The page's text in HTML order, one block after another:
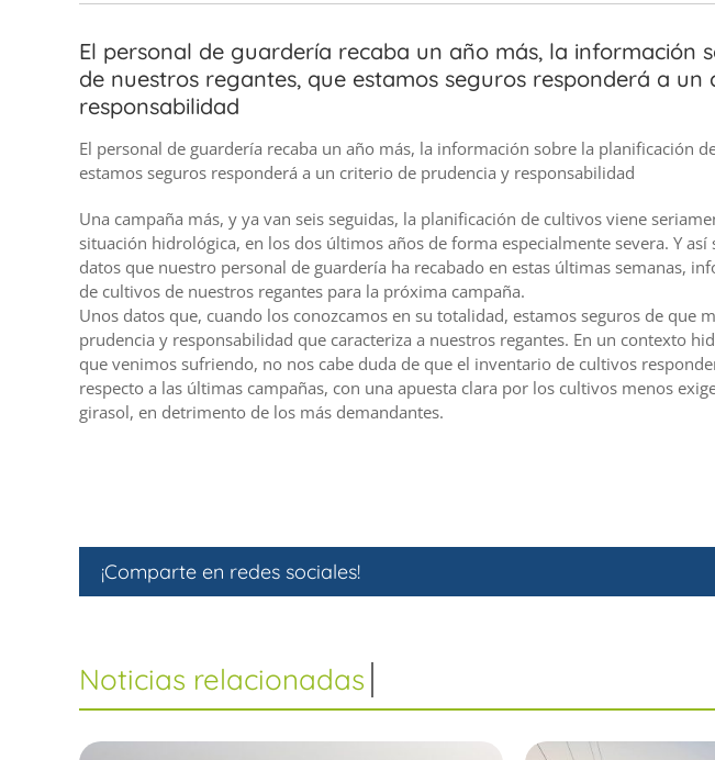
El personal de guardería recaba un año más, la información
de nuestros regantes, que estamos seguros responderá a un
responsabilidad
El personal de guardería recaba un año más, la información sobre la planificación
estamos seguros responderá a un criterio de prudencia y responsabilidad
Una campaña más, y ya van seis seguidas, la planificación de cultivos viene
situación hidrológica, en los dos últimos años de forma especialmente severa. Y
datos que nuestro personal de guardería ha recabado en estas últimas semanas,
de cultivos de nuestros regantes para la próxima campaña.
Unos datos que, cuando los conozcamos en su totalidad, estamos seguros de que
prudencia y responsabilidad que caracteriza a nuestros regantes. En un contexto
que venimos sufriendo, no nos cabe duda de que el inventario de cultivos
respecto a las últimas campañas, con una apuesta clara por los cultivos menos
girasol, en detrimento de los más demandantes.
¡Comparte en redes sociales!